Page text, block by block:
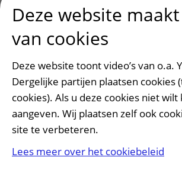
Stage en opleidingsplaatsen
Research
Strategic programs
Research groups
Researchers
Research technologies
Verwijzers
Deze website
van cookies
Deze website toont video’s van o.a.
Dergelijke partijen plaatsen cookies
cookies). Als u deze cookies niet
aangeven. Wij plaatsen zelf ook
site te verbeteren.
Lees meer over het cookiebeleid